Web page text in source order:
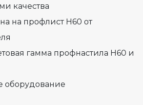
качества
на профлист Н60 от
гамма профнастила Н60 и
оборудование